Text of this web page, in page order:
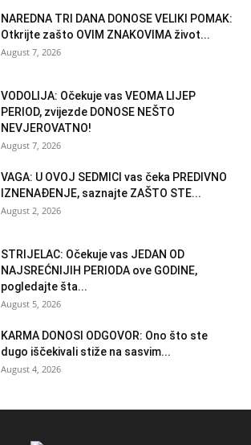
NAREDNA TRI DANA DONOSE VELIKI POMAK:
Otkrijte zašto OVIM ZNAKOVIMA život...
August 7, 2026
VODOLIJA: Očekuje vas VEOMA LIJEP
PERIOD, zvijezde DONOSE NEŠTO
NEVJEROVATNO!
August 7, 2026
VAGA: U OVOJ SEDMICI vas čeka PREDIVNO
IZNENAĐENJE, saznajte ZAŠTO STE...
August 2, 2026
STRIJELAC: Očekuje vas JEDAN OD
NAJSREĆNIJIH PERIODA ove GODINE,
pogledajte šta...
August 5, 2026
KARMA DONOSI ODGOVOR: Ono što ste
dugo iščekivali stiže na sasvim...
August 4, 2026